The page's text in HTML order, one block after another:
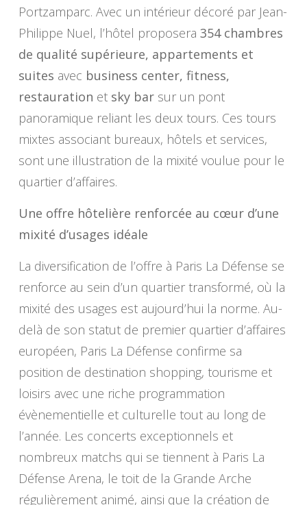
Portzamparc. Avec un intérieur décoré par Jean-
Philippe Nuel, l’hôtel proposera 354 chambres
de qualité supérieure, appartements et
suites avec business center, fitness,
restauration et sky barsur un pont
panoramique reliant les deux tours. Ces tours
mixtes associant bureaux, hôtels et services,
sont une illustration de la mixité voulue pour le
quartier d’affaires.
Une offre hôtelière renforcée au cœur d’une
mixité d’usages idéale
La diversification de l’offre à Paris La Défense se
renforce au sein d’un quartier transformé, où la
mixité des usages est aujourd’hui la norme. Au-
delà de son statut de premier quartier d’affaires
européen, Paris La Défense confirme sa
position de destination shopping, tourisme et
loisirs avec une riche programmation
évènementielle et culturelle tout au long de
l’année. Les concerts exceptionnels et
nombreux matchs qui se tiennent à Paris La
Défense Arena, le toit de la Grande Arche
régulièrement animé, ainsi que la création de